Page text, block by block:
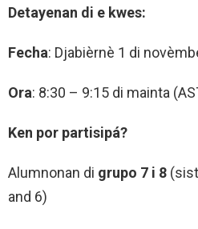
Detayenan di e kwes:
Fecha: Djabièrnè 1 di
Ora: 8:30 – 9:15 di mainta
Ken por partisipá?
Alumnonan di grupo 7 i 8
and 6)